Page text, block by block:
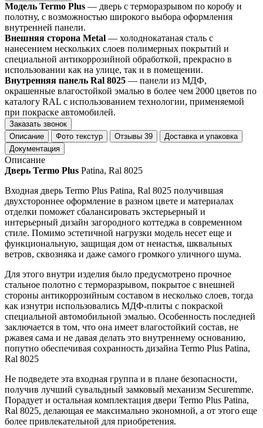
Модель Termo Plus — дверь с терморазрывом по коробу и
полотну, с возможностью широкого выбора оформления
внутренней панели.
Внешняя сторона Metal — холоднокатаная сталь с
нанесением нескольких слоев полимерных покрытий и
специальной антикоррозийной обработкой, прекрасно в
использовании как на улице, так и в помещении.
Внутренняя панель Ral 8025 — панели из МДФ,
окрашенные влагостойкой эмалью в более чем 2000 цветов по
каталогу RAL с использованием технологии, применяемой
при покраске автомобилей.
Заказать звонок
Описание
Фото текстур Отзывы 39
Доставка и упаковка
Документация
Описание
Дверь Termo Plus Patina, Ral 8025
Входная дверь Termo Plus Patina, Ral 8025 получившая
двухстороннее оформление в разном цвете и материалах
отделки поможет сбалансировать экстерьерный и
интерьерный дизайн загородного коттеджа в современном
стиле. Помимо эстетичной нагрузки модель несет еще и
функциональную, защищая дом от ненастья, шквальных
ветров, сквозняка и даже самого громкого уличного шума.
Для этого внутри изделия было предусмотрено прочное
стальное полотно с терморазрывом, покрытое с внешней
стороны антикоррозийным составом в несколько слоев, тогда
как изнутри использовались МДФ-плиты с покраской
специальной автомобильной эмалью. Особенность последней
заключается в том, что она имеет влагостойкий состав, не
ржавея сама и не давая делать это внутреннему основанию,
попутно обеспечивая сохранность дизайна Termo Plus Patina,
Ral 8025
Не подведете эта входная группа и в плане безопасности,
получив лучший сувальдный замковый механизм Securemme.
Порадует и остальная комплектация двери Termo Plus Patina,
Ral 8025, делающая ее максимально экономной, а от этого еще
более привлекательной для приобретения.